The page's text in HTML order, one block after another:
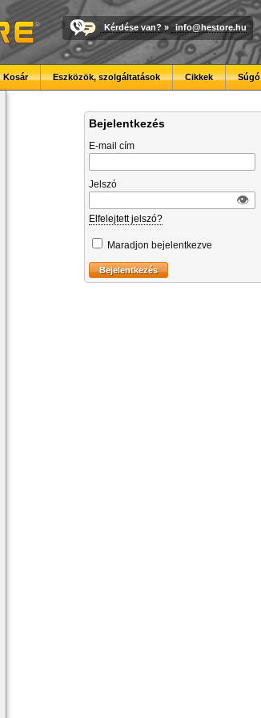
Kérdése van? » info@hestore.hu
Kosár Eszközök, szolgáltatások Cikkek Súgó
Bejelentkezés
E-mail cím
Jelszó
👁︎
Elfelejtett jelszó?
Maradjon bejelentkezve